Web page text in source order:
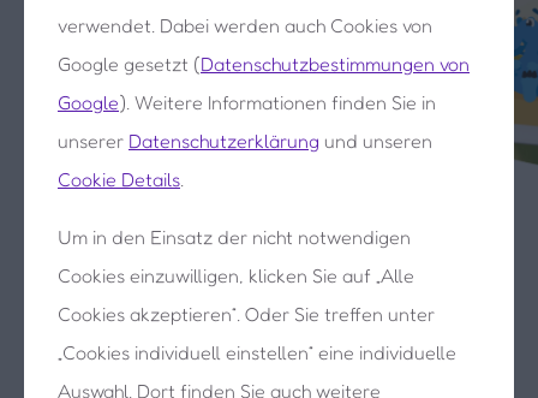
verwendet. Dabei werden auch Cookies von
Google gesetzt (Datenschutzbestimmungen von
Google). Weitere Informationen finden Sie in
unserer Datenschutzerklärung und unseren
Cookie Details.
Um in den Einsatz der nicht notwendigen
Cookies einzuwilligen, klicken Sie auf „Alle
Cookies akzeptieren“. Oder Sie treffen unter
„Cookies individuell einstellen“ eine individuelle
Auswahl. Dort finden Sie auch weitere
30 Tage kostenlos testen
Testphase jederzeit online beenden
70 %sparen